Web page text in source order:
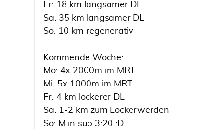
Fr: 18 km langsamer DL
Sa: 35 km langsamer DL
So: 10 km regenerativ
Kommende Woche:
Mo: 4x 2000m im MRT
Mi: 5x 1000m im MRT
Fr: 4 km lockerer DL
Sa: 1-2 km zum Lockerwerden
So: M in sub 3:20 :D